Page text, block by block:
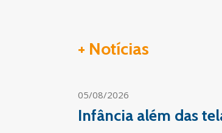
+ Notícias
05/08/2026
Infância além das